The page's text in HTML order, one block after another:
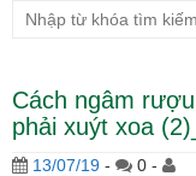
Cách ngâm
phải xuýt xoa
13/07/19 -
0 -